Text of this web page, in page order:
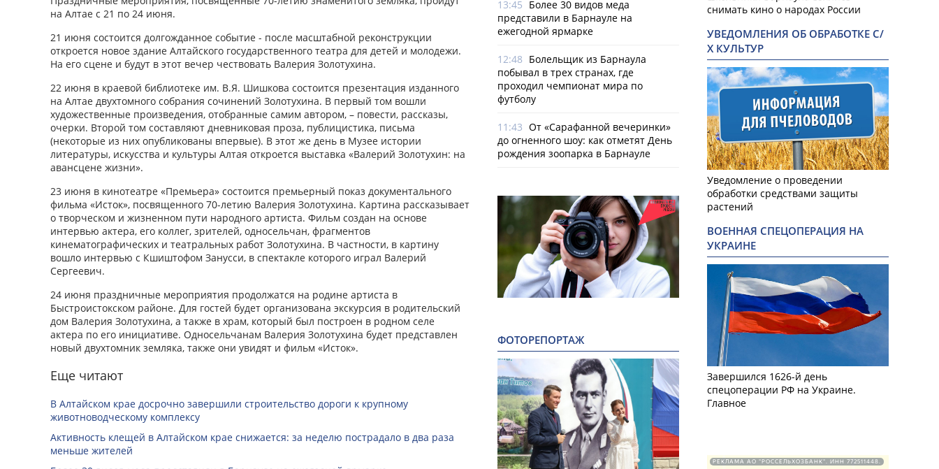
на Алтае с 21 по 24 июня.
21 июня состоится долгожданное событие - после масштабной реконструкции
откроется новое здание Алтайского государственного театра для детей и молодежи.
На его сцене и будут в этот вечер чествовать Валерия Золотухина.
22 июня в краевой библиотеке им. В.Я. Шишкова состоится презентация изданного
на Алтае двухтомного собрания сочинений Золотухина. В первый том вошли
художественные произведения, отобранные самим автором, – повести, рассказы,
очерки. Второй том составляют дневниковая проза, публицистика, письма
(некоторые из них опубликованы впервые). В этот же день в Музее истории
литературы, искусства и культуры Алтая откроется выставка «Валерий Золотухин: на
авансцене жизни».
23 июня в кинотеатре «Премьера» состоится премьерный показ документального
фильма «Исток», посвященного 70-летию Валерия Золотухина. Картина рассказывает
о творческом и жизненном пути народного артиста. Фильм создан на основе
интервью актера, его коллег, зрителей, односельчан, фрагментов
кинематографических и театральных работ Золотухина. В частности, в картину
вошло интервью с Кшиштофом Занусси, в спектакле которого играл Валерий
Сергеевич.
24 июня праздничные мероприятия продолжатся на родине артиста в
Быстроистокском районе. Для гостей будет организована экскурсия в родительский
дом Валерия Золотухина, а также в храм, который был построен в родном селе
актера по его инициативе. Односельчанам Валерия Золотухина будет представлен
новый двухтомник земляка, также они увидят и фильм «Исток».
Еще читают
В Алтайском крае досрочно завершили строительство дороги к крупному
животноводческому комплексу
Активность клещей в Алтайском крае снижается: за неделю пострадало в два раза
меньше жителей
13:45 Более 30 видов меда
представили в Барнауле на
ежегодной ярмарке
12:48 Болельщик из Барнаула
побывал в трех странах, где
проходил чемпионат мира по
футболу
11:43 От «Сарафанной вечеринки»
до огненного шоу: как отметят День
рождения зоопарка в Барнауле
ФОТОРЕПОРТАЖ
снимать кино о народах России
УВЕДОМЛЕНИЯ ОБ ОБРАБОТКЕ С/
Х КУЛЬТУР
Уведомление о проведении
обработки средствами защиты
растений
ВОЕННАЯ СПЕЦОПЕРАЦИЯ НА
УКРАИНЕ
Завершился 1626-й день
спецоперации РФ на Украине.
Главное
РЕКЛАМА АО "РОССЕЛЬХОЗБАНК". ИНН 772511448.